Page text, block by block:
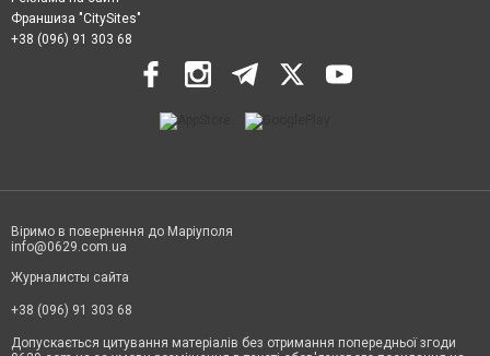
Франшиза "CitySites"
+38 (096) 91 303 68
Віримо в повернення до Маріуполя
info@0629.com.ua
Журналисты сайта
+38 (096) 91 303 68
Допускається цитування матеріалів без отримання попередньої згоди